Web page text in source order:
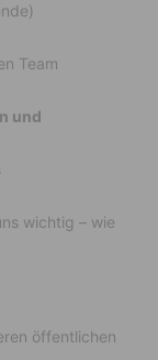
Team
und
wichtig – wie
öffentlichen